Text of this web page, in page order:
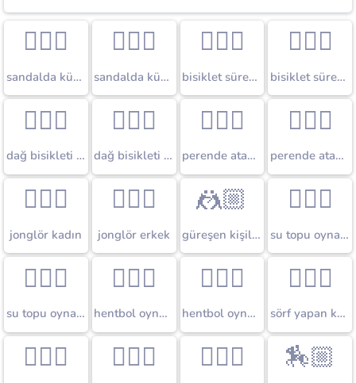
🚣🏼‍♀️
sandalda kürek çeken kadın
🚣🏼‍♂️
sandalda kürek çeken erkek
🚴🏼‍♀️
bisiklet süren kadın
🚴🏼‍♂️
bisiklet süren erkek
🚵🏼‍♀️
dağ bisikleti süren kadın
🚵🏼‍♂️
dağ bisikleti süren erkek
🤸🏼‍♀️
perende atan kadın
🤸🏼‍♂️
perende atan erkek
🤹🏼‍♀️
jonglör kadın
🤹🏼‍♂️
jonglör erkek
🤼🏼
güreşen kişiler
🤽🏼‍♀️
su topu oynayan kadın
🤽🏼‍♂️
su topu oynayan erkek
🤾🏼‍♀️
hentbol oynayan kadın
🤾🏼‍♂️
hentbol oynayan erkek
🏄🏼‍♀️
sörf yapan kadın
🏄🏼‍♂️ 🧗🏼‍♀️ 🧗🏼‍♂️ 🏇🏼